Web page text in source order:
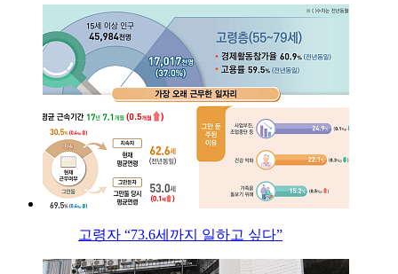
고령자 “73.6세까지 일하고 싶다”